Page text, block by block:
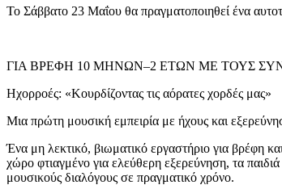
Το Σάββατο 23 Μαΐου θα πραγματοποιηθεί ένα
ΓΙΑ ΒΡΕΦΗ 10 ΜΗΝΩΝ–2 ΕΤΩΝ ΜΕ ΤΟΥΣ
Ηχορροές: «Κουρδίζοντας τις αόρατες χορδές μας»
Μια πρώτη μουσική εμπειρία με ήχους και
Ένα μη λεκτικό, βιωματικό εργαστήριο για βρέφη
χώρο φτιαγμένο για ελεύθερη εξερεύνηση, τα παιδιά
μουσικούς διαλόγους σε πραγματικό χρόνο.